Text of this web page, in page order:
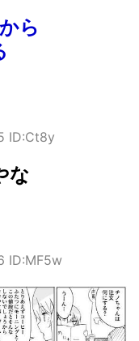
ら
ID:Ct8y
な
ID:MF5w